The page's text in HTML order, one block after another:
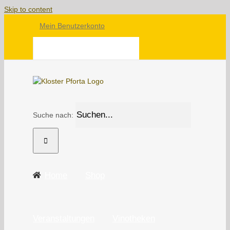
Skip to content
Mein Benutzerkonto
Suche nach: